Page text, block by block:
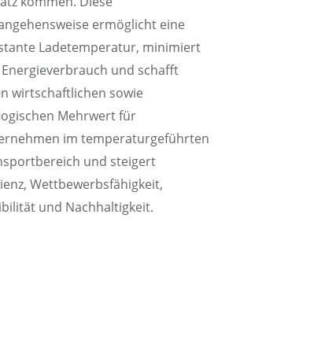
ermöglicht eine
Ladetemperatur, minimiert
und schafft
wirtschaftlichen sowie
Mehrwert für
im temperaturgeführten
und steigert
Wettbewerbsfähigkeit,
und Nachhaltigkeit.